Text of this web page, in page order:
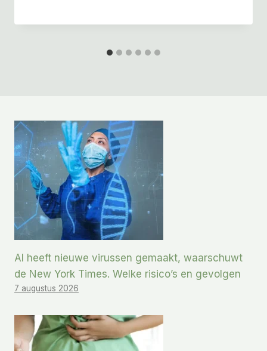
AI heeft nieuwe virussen gemaakt, waarschuwt
de New York Times. Welke risico’s en gevolgen
7 augustus 2026